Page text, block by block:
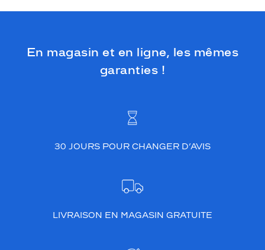
En magasin et en ligne, les mêmes
garanties !
30 JOURS POUR CHANGER D’AVIS
LIVRAISON EN MAGASIN GRATUITE